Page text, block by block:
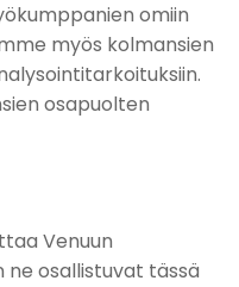
omiin
myös kolmansien
osapuolten
Venuun
ne osallistuvat tässä